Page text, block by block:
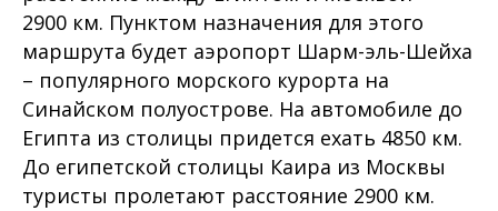
2900 км. Пунктом назначения для этого
маршрута будет аэропорт Шарм-эль-Шейха
– популярного морского курорта на
Синайском полуострове. На автомобиле до
Египта из столицы придется ехать 4850 км.
До египетской столицы Каира из Москвы
туристы пролетают расстояние 2900 км.